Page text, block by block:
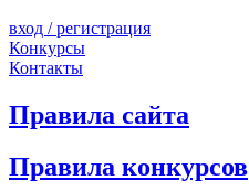
вход / регистрация
Конкурсы
Контакты
Правила сайта
Правила конкурсов